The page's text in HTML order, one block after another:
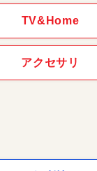
TV&Home
アクセサリ